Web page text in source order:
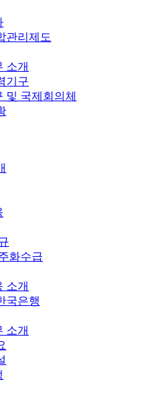
관리제도
소개
기구
및 국제회의체
화수급
소개
국은행
소개